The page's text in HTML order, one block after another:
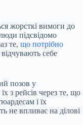
жорсткі вимоги до
підсвідомо
те, що потрібно
себе
позов у
з рейсів через те, що
і їх
не впливає на ділові